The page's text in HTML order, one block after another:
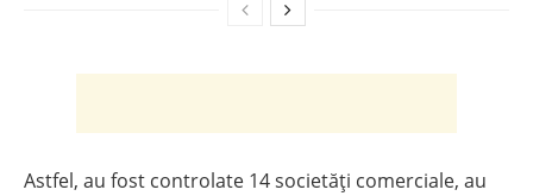
Astfel, au fost controlate 14 societăți comerciale, au